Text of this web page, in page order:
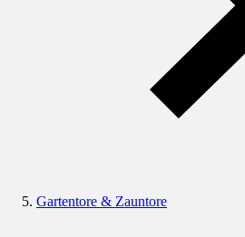
Gartentore & Zauntore